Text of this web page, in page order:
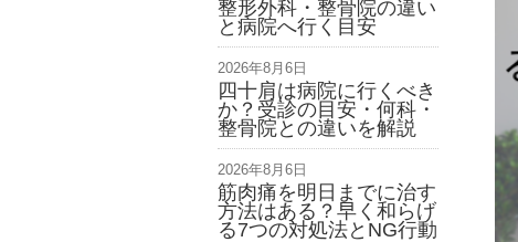
整形外科・整骨院の違い
と病院へ行く目安
2026年8月6日
四十肩は病院に行くべき
か？受診の目安・何科・
整骨院との違いを解説
2026年8月6日
筋肉痛を明日までに治す
方法はある？早く和らげ
る7つの対処法とNG行動